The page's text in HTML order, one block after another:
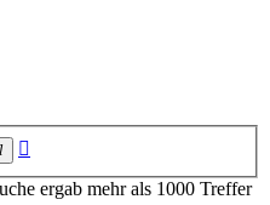
Suche
ergab mehr als 1000 Treffer